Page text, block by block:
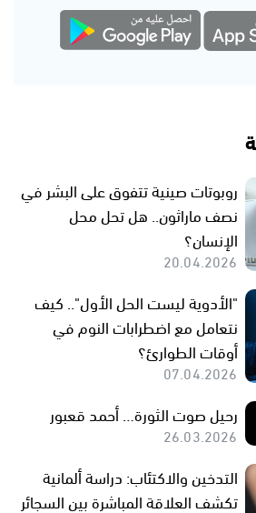
روبوتات صينية تتفوق على البشر في
نصف ماراثون.. هل تحل محل
الإنسان؟
20.04.2026
"الأدوية ليست الحل الأول".. كيف
نتعامل مع اضطرابات النوم في
أوقات الطوارئ؟
07.04.2026
رحيل صوت الثورة… أحمد قعبور
26.03.2026
التدخين والاكتئاب: دراسة ألمانية
تكشف العلاقة المباشرة بين السجائر